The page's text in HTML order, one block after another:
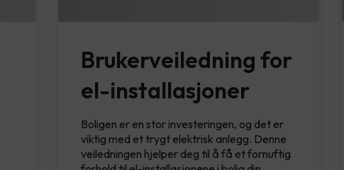
Brukerveiledning for
el-installasjoner
Boligen er en stor investeringen, og det er
viktig med et trygt elektrisk anlegg. Denne
veiledningen hjelper deg til å få et fornuftig